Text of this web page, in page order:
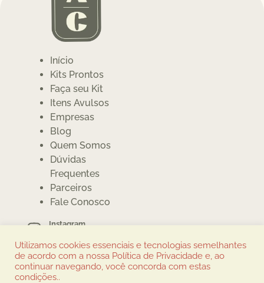
Início
Kits Prontos
Faça seu Kit
Itens Avulsos
Empresas
Blog
Quem Somos
Dúvidas
Frequentes
Parceiros
Fale Conosco
Instagram
Whatsapp
(12) 3913-6086
Utilizamos cookies essenciais e tecnologias semelhantes
de acordo com a nossa Política de Privacidade e, ao
continuar navegando, você concorda com estas
condições..